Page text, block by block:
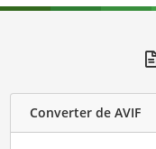
Converter de AVIF